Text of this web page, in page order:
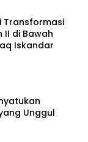
Transformasi
II di Bawah
Iskandar
Unggul